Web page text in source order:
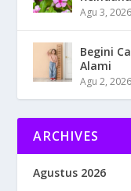
Agu 3, 2026
Begini
Alami
Agu 2, 2026
ARCHIVES
Agustus 2026